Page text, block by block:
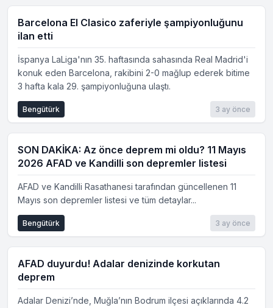
Barcelona El Clasico zaferiyle şampiyonluğunu
ilan etti
İspanya LaLiga'nın 35. haftasında sahasında Real Madrid'i
konuk eden Barcelona, rakibini 2-0 mağlup ederek bitime
3 hafta kala 29. şampiyonluğuna ulaştı.
3 ay önce
Bengütürk
SON DAKİKA: Az önce deprem mi oldu? 11 Mayıs
2026 AFAD ve Kandilli son depremler listesi
AFAD ve Kandilli Rasathanesi tarafından güncellenen 11
Mayıs son depremler listesi ve tüm detaylar...
3 ay önce
Bengütürk
AFAD duyurdu! Adalar denizinde korkutan
deprem
Adalar Denizi’nde, Muğla’nın Bodrum ilçesi açıklarında 4.2